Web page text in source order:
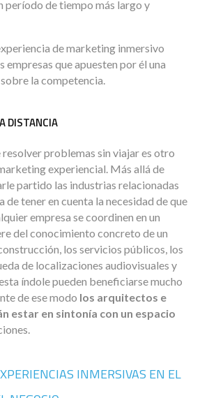
período de tiempo más largo y
de marketing inmersivo
empresas que apuesten por él una
la competencia.
DISTANCIA
problemas sin viajar es otro
experiencial. Más allá de
partido las industrias relacionadas
de tener en cuenta la necesidad de que
empresa se coordinen en un
del conocimiento concreto de un
los servicios públicos, los
de localizaciones audiovisuales y
índole pueden beneficiarse mucho
de ese modo los arquitectos e
estar en sintonía con un espacio
INMERSIVAS EN EL